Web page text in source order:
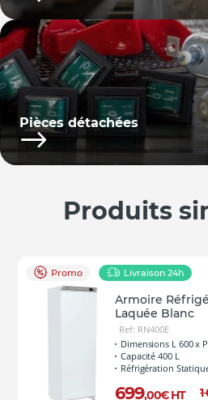
Pièces détachées
Produits
Promo Livraison 24h
Armoire
Laquée Blanc
Ref: RN400E
Dimensions L 600 x
Capacité 400 L
Réfrigération
699,00€ HT